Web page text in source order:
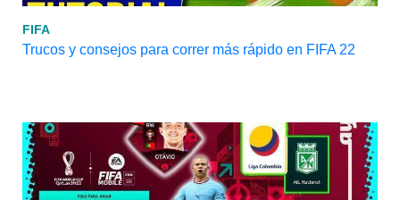
FIFA
Trucos y consejos para correr más rápido en FIFA 22